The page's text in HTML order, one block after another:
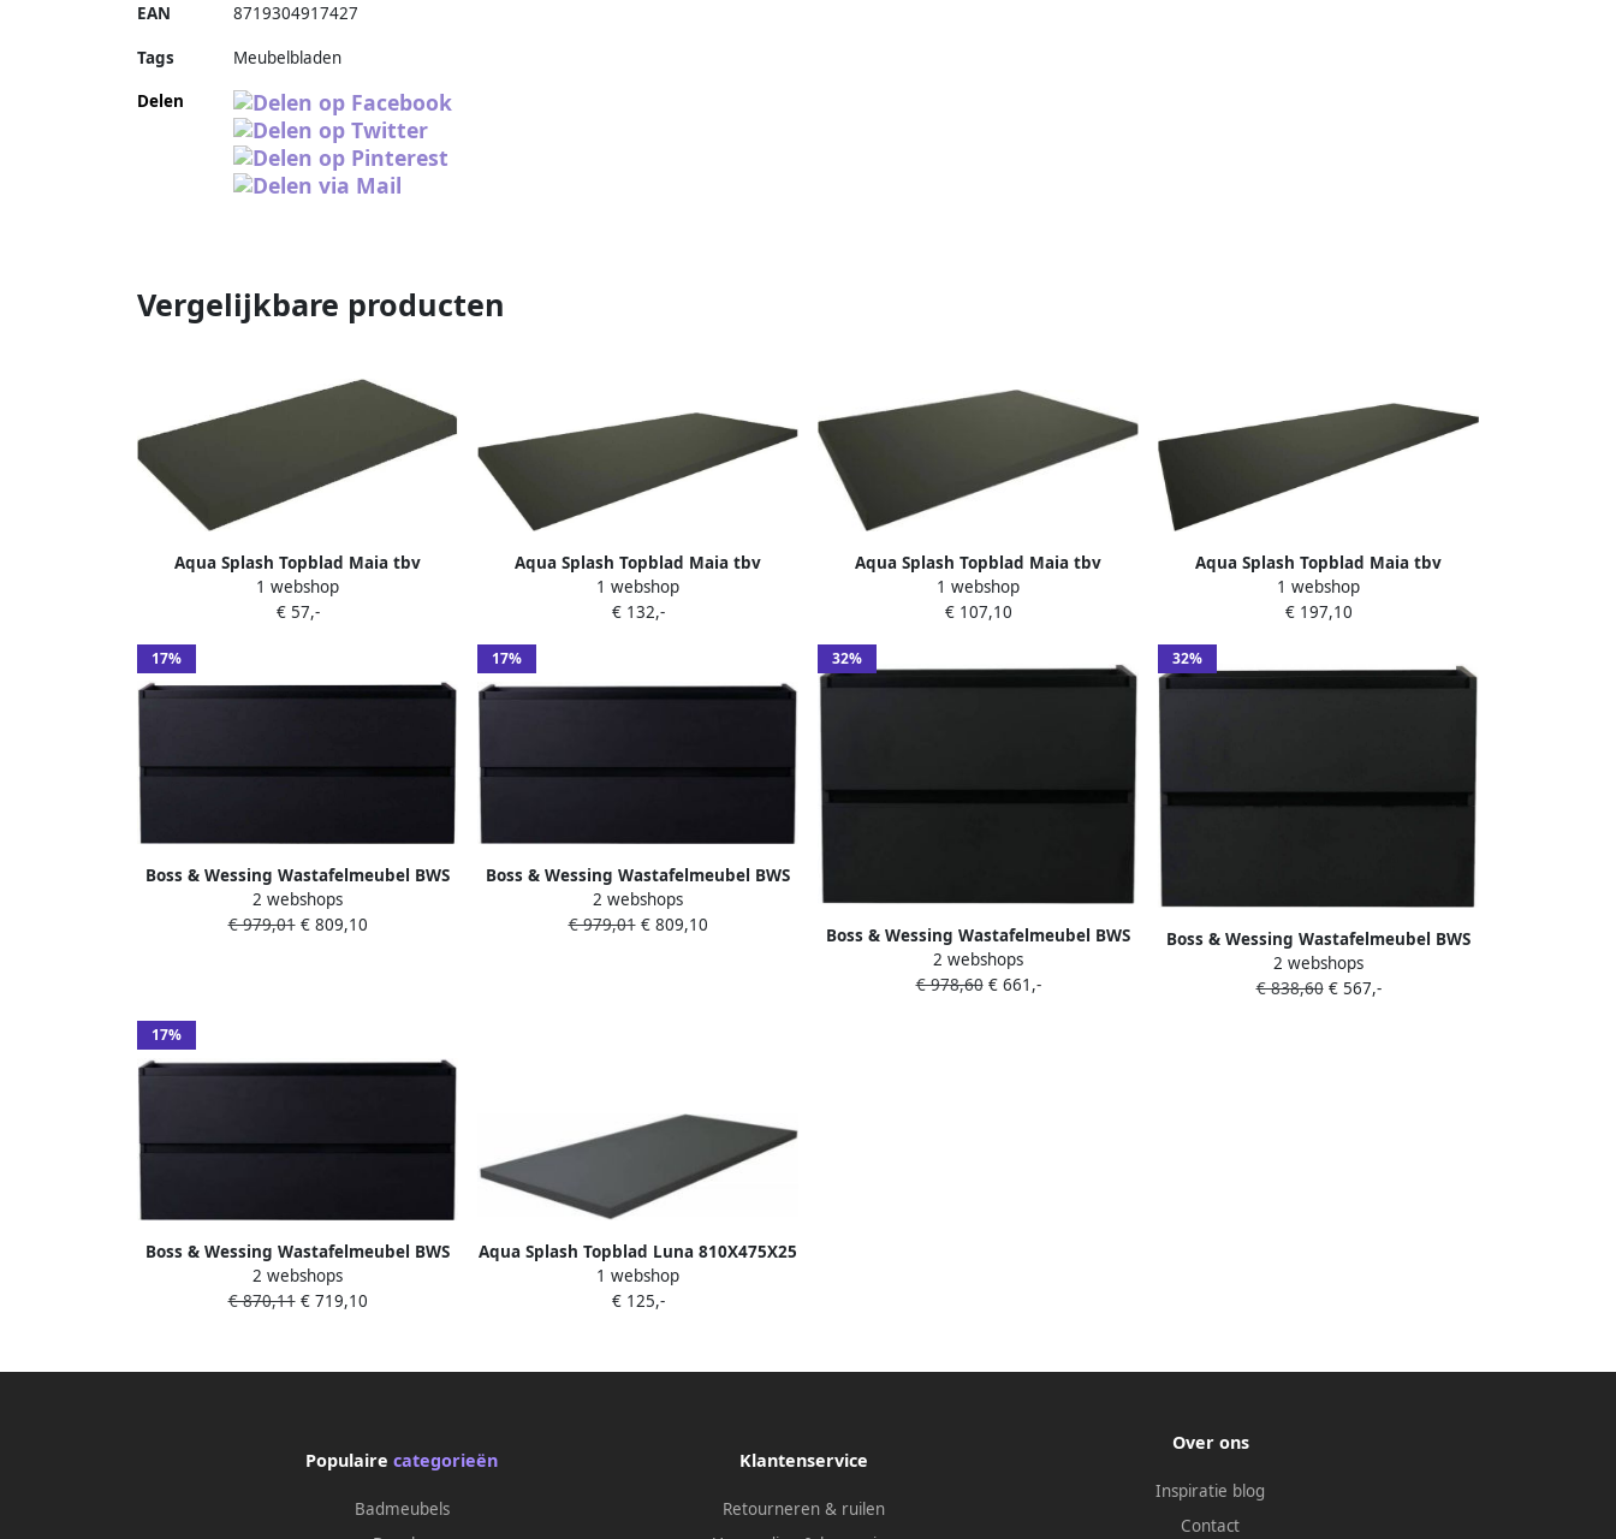
EAN 8719304917427
Tags
Meubelbladen
Delen
Vergelijkbare producten
Aqua Splash Topblad Maia tbv
Wastafelmeubel 40x46x2.5 cm Mat
Zwart
1 webshop
€ 57,-
Aqua Splash Topblad Maia tbv
Wastafelmeubel 80x46x2.5 cm Mat
Zwart
1 webshop
€ 132,-
Aqua Splash Topblad Maia tbv
Wastafelmeubel 60x46x2.5 cm Mat
Zwart
1 webshop
€ 107,10
Aqua Splash Topblad Maia tbv
Wastafelmeubel 120x46x2.5 cm Mat
Zwart
1 webshop
€ 197,10
17%
Boss & Wessing Wastafelmeubel BWS
Maia Onderkast Zonder Topblad 120
cm 2 Laden + Uitsparingen Mat Zwart
2 webshops
€ 979,01€ 809,10
17%
Boss & Wessing Wastafelmeubel BWS
Maia Onderkast Zonder Topblad 120
cm 2 Laden + 1 Uitsparing Mat Zwart
2 webshops
€ 979,01€ 809,10
32%
Boss & Wessing Wastafelmeubel BWS
Maia Onderkast Zonder Topblad 80 cm
Mat Zwart
2 webshops
€ 978,60€ 661,-
32%
Boss & Wessing Wastafelmeubel BWS
Maia Onderkast Zonder Topblad 60 cm
Mat Zwart
2 webshops
€ 838,60€ 567,-
17%
Boss & Wessing Wastafelmeubel BWS
Maia Onderkast Zonder Topblad 100
cm Mat Zwart
2 webshops
€ 870,11€ 719,10
Aqua Splash Topblad Luna 810X475X25
Grijs
1 webshop
€ 125,-
Populaire categorieën
Badmeubels
Klantenservice
Retourneren & ruilen
Over ons
Inspiratie blog
Contact